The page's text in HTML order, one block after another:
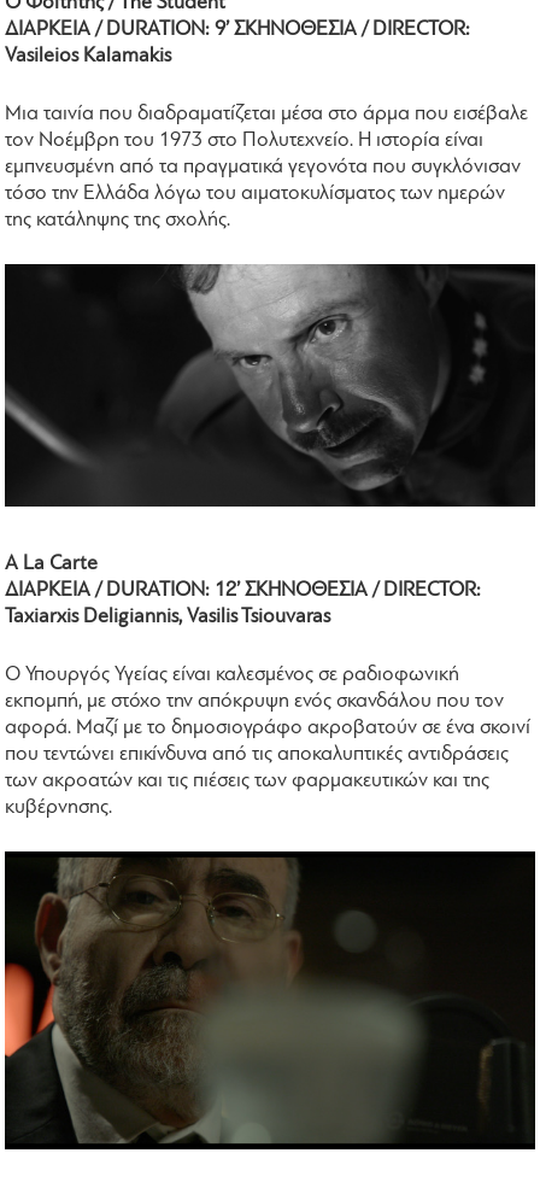
ΔΙΑΡΚΕΙΑ / DURATION: 9’ ΣΚΗΝΟΘΕΣΙΑ / DIRECTOR:
Vasileios Kalamakis
Μια ταινία που διαδραματίζεται μέσα στο άρμα που εισέβαλε
τον Νοέμβρη του 1973 στο Πολυτεχνείο. Η ιστορία είναι
εμπνευσμένη από τα πραγματικά γεγονότα που συγκλόνισαν
τόσο την Ελλάδα λόγω του αιματοκυλίσματος των ημερών
της κατάληψης της σχολής.
A La Carte
ΔΙΑΡΚΕΙΑ / DURATION: 12’ ΣΚΗΝΟΘΕΣΙΑ / DIRECTOR:
Taxiarxis Deligiannis, Vasilis Tsiouvaras
Ο Υπουργός Υγείας είναι καλεσμένος σε ραδιοφωνική
εκπομπή, με στόχο την απόκρυψη ενός σκανδάλου που τον
αφορά. Μαζί με το δημοσιογράφο ακροβατούν σε ένα σκοινί
που τεντώνει επικίνδυνα από τις αποκαλυπτικές αντιδράσεις
των ακροατών και τις πιέσεις των φαρμακευτικών και της
κυβέρνησης.